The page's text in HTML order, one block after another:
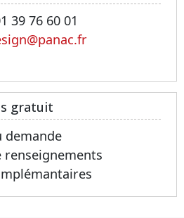
39 76 60 01
gratuit
demande
renseignements